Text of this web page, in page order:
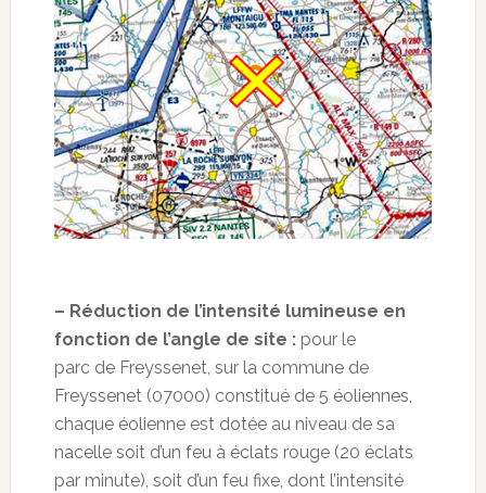
– Réduction de l’intensité lumineuse en
fonction de l’angle de site : pour le
parc de Freyssenet, sur la commune de
Freyssenet (07000) constitué de 5 éoliennes,
chaque éolienne est dotée au niveau de sa
nacelle soit d’un feu à éclats rouge (20 éclats
par minute), soit d’un feu fixe, dont l’intensité